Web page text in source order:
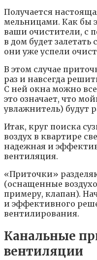
Получается
мельницами. Как бы
ваши очистители, с
в дом будет
они уже успели
В этом случае
раз и навсегда
С ней окна можно
это означает, что
увлажнитель) будут
Итак, круг поиска
воздух в квартире
надежная и
вентиляция.
«Приточки»
(оснащенные
примеру, клапан).
и эффективного
вентилирования.
Канальные
вентиляции